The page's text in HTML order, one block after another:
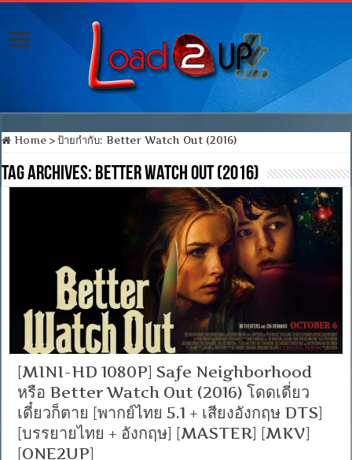
Home > ป้ายกำกับ:Better Watch Out (2016)
Tag Archives: Better Watch Out (2016)
[MINI-HD 1080P] Safe Neighborhood
หรือ Better Watch Out (2016) โดดเดี่ยว
เดี๋ยวก็ตาย [พากย์ไทย 5.1 + เสียงอังกฤษ DTS]
[บรรยายไทย + อังกฤษ] [MASTER] [MKV]
[ONE2UP]